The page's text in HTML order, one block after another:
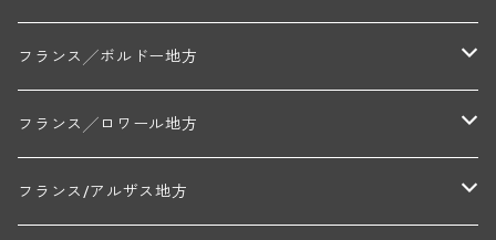
アラン・マティアス(トネロワ)
クロード・デュガ(ジュヴレ・シャンベルタン)
セラファン・ペール・エ・フィス(ジュヴレ・シャンベルタン)
コート・ド・ボーヌ地区
フランソワーズ・ジャニアール(ペルナン・ヴェルジュレス)
マルキ・ダンジェルヴィル(ヴォルネー)
コート・シャロネーズ地区
ロワイエ(コート・デュ・クーショワ)
マコネ地区
ジャン・ルイ・シャーヴ(エルミタージュ)
ジャン・ルイ・シャーヴ・セレクション(エルミタージュ)
南部地区
ル・ヴュー・ドンジョン(シャトーヌフ・デュ・パプ)
シャトー・ライヤ(シャトーヌフ・デュ・パプ)
コトー・デュ・ラングドック地区
ド・ロルチュ(ヴァルフローネ)
ヴァン・ド・ペイ・ド・レロー
ムーラン・ド・ガサック
フランス╱ボルドー地方
アントル・ドゥー・メール地区
シャトー・レストリーユ
メドック地区
フランス╱ロワール地方
ペイ・ナンテ地区
フランス/アルザス地方